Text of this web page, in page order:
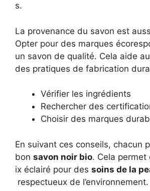
s.
La provenance du savon est
Opter pour des marques
un savon de qualité. Cela aide
des pratiques de fabrication
Vérifier les ingrédients
Rechercher des
Choisir des marques
En suivant ces conseils, chacun
bon savon noir bio. Cela
ix éclairé pour des soins de la
respectueux de l’environnement.